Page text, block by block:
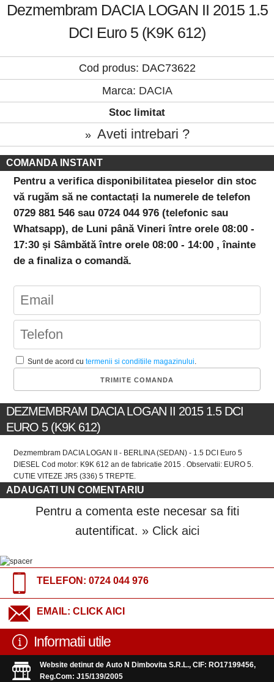
Dezmembram DACIA LOGAN II 2015 1.5
DCI Euro 5 (K9K 612)
Cod produs: DAC73622
Marca: DACIA
Stoc limitat
» Aveti intrebari ?
COMANDA INSTANT
Pentru a verifica disponibilitatea pieselor din stoc
vă rugăm să ne contactați la numerele de telefon
0729 881 546 sau 0724 044 976 (telefonic sau
Whatsapp), de Luni până Vineri între orele 08:00 -
17:30 și Sâmbătă între orele 08:00 - 14:00 , înainte
de a finaliza o comandă.
Sunt de acord cutermenii si conditiile magazinului.
DEZMEMBRAM DACIA LOGAN II 2015 1.5 DCI
EURO 5 (K9K 612)
Dezmembram DACIA LOGAN II - BERLINA (SEDAN) - 1.5 DCI Euro 5
DIESEL Cod motor: K9K 612 an de fabricatie 2015 . Observatii: EURO 5.
CUTIE VITEZE JR5 (336) 5 TREPTE.
ADAUGATI UN COMENTARIU
Pentru a comenta este necesar sa fiti
autentificat. » Click aici
TELEFON: 0724 044 976
EMAIL: CLICK AICI
Informatii utile
Website detinut de Auto N Dimbovita S.R.L., CIF: RO17199456,
Reg.Com: J15/139/2005